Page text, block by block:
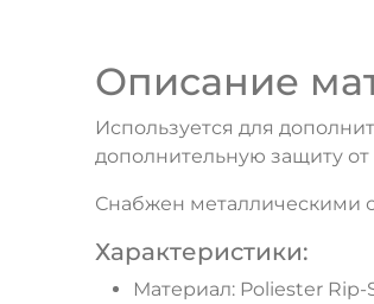
Описание
Используется для
дополнительную защиту от
Снабжен металлическими
Характеристики:
Материал: Poliester